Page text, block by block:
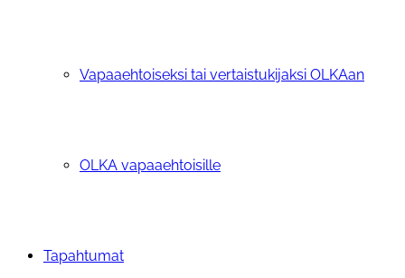
Vapaaehtoiseksi tai vertaistukijaksi OLKAan
OLKA vapaaehtoisille
Tapahtumat